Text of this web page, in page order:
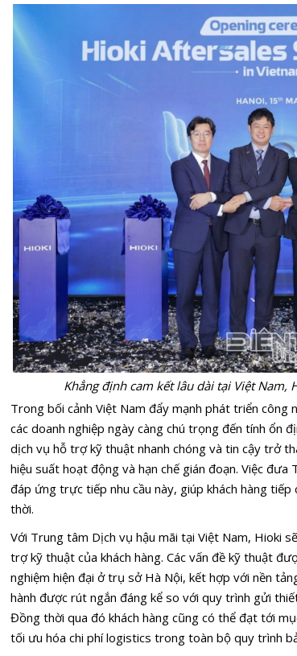
Khẳng định cam kết lâu dài tại Việt Nam,
Trong bối cảnh Việt Nam đẩy mạnh phát triển công
các doanh nghiệp ngày càng chú trọng đến tính ổn
dịch vụ hỗ trợ kỹ thuật nhanh chóng và tin cậy trở
hiệu suất hoạt động và hạn chế gián đoạn. Việc
đáp ứng trực tiếp nhu cầu này, giúp khách hàng
thời.
Với Trung tâm Dịch vụ hậu mãi tại Việt Nam, Hioki
trợ kỹ thuật của khách hàng. Các vấn đề kỹ thuật
nghiệm hiện đại ở trụ sở Hà Nội, kết hợp với nền
hành được rút ngắn đáng kể so với quy trình gửi
Đồng thời qua đó khách hàng cũng có thể đạt tới
tối ưu hóa chi phí logistics trong toàn bộ quy trình